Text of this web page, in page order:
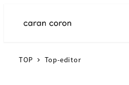
TOP Top-editor